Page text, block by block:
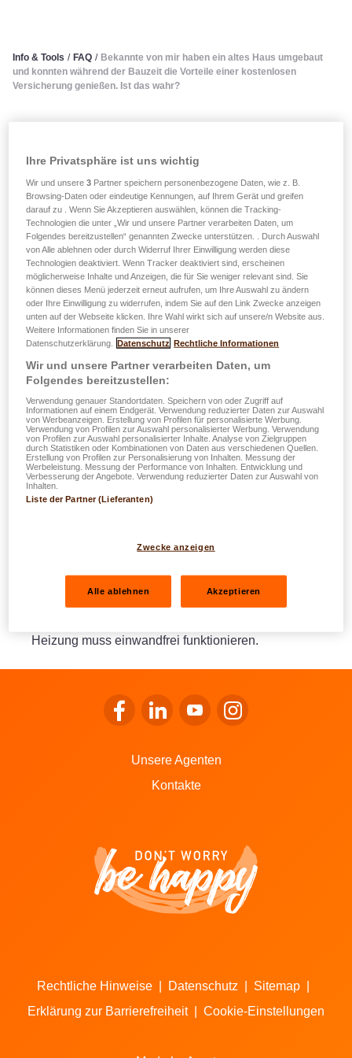
Info & Tools / FAQ / Bekannte von mir haben ein altes Haus umgebaut
und konnten während der Bauzeit die Vorteile einer kostenlosen
Versicherung genießen. Ist das wahr?
altes Haus umgebaut und
konnten während der Bauzeit
die Vorteile einer kostenlosen
Versicherung genießen. Ist
das wahr?
LALUX bietet Ihnen tatsächlich während der Arbeiten eine
kostenlose Versicherung gegen das Brandrisiko.
Die sonstigen vertraglich eventuell vorgesehenen
Risikoabsicherungen werden erst ab dem Ender der Bau-
oder Umbauarbeiten wirksam.
LALUX betrachtet die Bau- oder Umbauarbeiten als
beendet, wenn folgende Bedingungen erfüllt sind:
Für die Abdeckung des Sturmrisikos muss das
Gebäude ganz geschlossen sein und ein Dach sowie
damit der Versicherungsschutz gegen Wasser- und
eingesetzte Türen und Fenster haben. Außerdem
Heizung muss einwandfrei funktionieren.
Zum Facebook von LALUX gehen
Zum LinkedIn von LALUX gehen
Zum YouTube von LALUX
Zum Instagram von
Unsere Agenten
Kontakte
Rechtliche Hinweise Datenschutz Sitemap
Erklärung zur Barrierefreiheit
Cookie-Einstellungen
Ihre Privatsphäre ist uns wichtig
Wir und unsere3 Partner speichern personenbezogene Daten, wie z. B.
Browsing-Daten oder eindeutige Kennungen, auf Ihrem Gerät und greifen
darauf zu . Wenn Sie Akzeptieren auswählen, können die Tracking-
Technologien die unter „Wir und unsere Partner verarbeiten Daten, um
Folgendes bereitzustellen“ genannten Zwecke unterstützen. . Durch Auswahl
von Alle ablehnen oder durch Widerruf Ihrer Einwilligung werden diese
Technologien deaktiviert. Wenn Tracker deaktiviert sind, erscheinen
möglicherweise Inhalte und Anzeigen, die für Sie weniger relevant sind. Sie
können dieses Menü jederzeit erneut aufrufen, um Ihre Auswahl zu ändern
oder Ihre Einwilligung zu widerrufen, indem Sie auf den Link Zwecke anzeigen
unten auf der Webseite klicken. Ihre Wahl wirkt sich auf unsere/n Website aus.
Weitere Informationen finden Sie in unserer
Datenschutzerklärung.
Datenschutz Rechtliche Informationen
Wir und unsere Partner verarbeiten Daten, um
Folgendes bereitzustellen:
Verwendung genauer Standortdaten. Speichern von oder Zugriff auf
Informationen auf einem Endgerät. Verwendung reduzierter Daten zur Auswahl
von Werbeanzeigen. Erstellung von Profilen für personalisierte Werbung.
Verwendung von Profilen zur Auswahl personalisierter Werbung. Verwendung
von Profilen zur Auswahl personalisierter Inhalte. Analyse von Zielgruppen
durch Statistiken oder Kombinationen von Daten aus verschiedenen Quellen.
Erstellung von Profilen zur Personalisierung von Inhalten. Messung der
Werbeleistung. Messung der Performance von Inhalten. Entwicklung und
Verbesserung der Angebote. Verwendung reduzierter Daten zur Auswahl von
Inhalten.
Liste der Partner (Lieferanten)
Zwecke anzeigen
Alle ablehnen Akzeptieren